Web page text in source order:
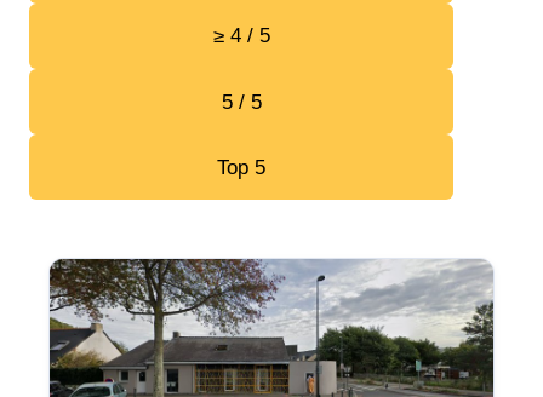
≥ 4 / 5
5 / 5
Top 5